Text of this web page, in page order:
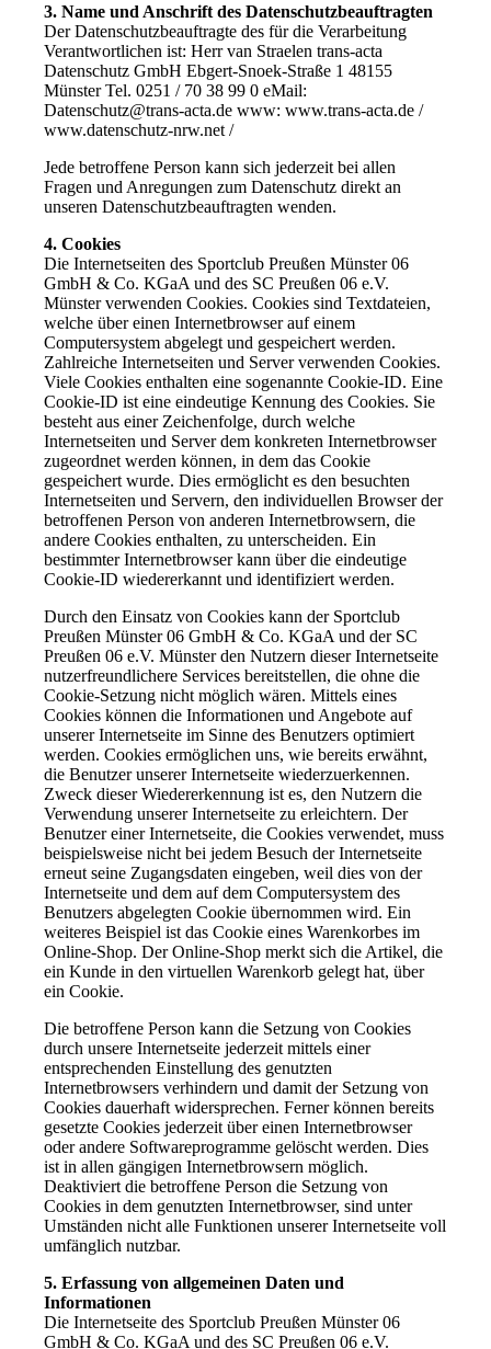
3. Name und Anschrift des Datenschutzbeauftragten
Der Datenschutzbeauftragte des für die Verarbeitung
Verantwortlichen ist: Herr van Straelen trans-acta
Datenschutz GmbH Ebgert-Snoek-Straße 1 48155
Münster Tel. 0251 / 70 38 99 0 eMail:
Datenschutz@trans-acta.de www: www.trans-acta.de /
www.datenschutz-nrw.net /
Jede betroffene Person kann sich jederzeit bei allen
Fragen und Anregungen zum Datenschutz direkt an
unseren Datenschutzbeauftragten wenden.
4. Cookies
Die Internetseiten des Sportclub Preußen Münster 06
GmbH & Co. KGaA und des SC Preußen 06 e.V.
Münster verwenden Cookies. Cookies sind Textdateien,
welche über einen Internetbrowser auf einem
Computersystem abgelegt und gespeichert werden.
Zahlreiche Internetseiten und Server verwenden Cookies.
Viele Cookies enthalten eine sogenannte Cookie-ID. Eine
Cookie-ID ist eine eindeutige Kennung des Cookies. Sie
besteht aus einer Zeichenfolge, durch welche
Internetseiten und Server dem konkreten Internetbrowser
zugeordnet werden können, in dem das Cookie
gespeichert wurde. Dies ermöglicht es den besuchten
Internetseiten und Servern, den individuellen Browser der
betroffenen Person von anderen Internetbrowsern, die
andere Cookies enthalten, zu unterscheiden. Ein
bestimmter Internetbrowser kann über die eindeutige
Cookie-ID wiedererkannt und identifiziert werden.
Durch den Einsatz von Cookies kann der Sportclub
Preußen Münster 06 GmbH & Co. KGaA und der SC
Preußen 06 e.V. Münster den Nutzern dieser Internetseite
nutzerfreundlichere Services bereitstellen, die ohne die
Cookie-Setzung nicht möglich wären. Mittels eines
Cookies können die Informationen und Angebote auf
unserer Internetseite im Sinne des Benutzers optimiert
werden. Cookies ermöglichen uns, wie bereits erwähnt,
die Benutzer unserer Internetseite wiederzuerkennen.
Zweck dieser Wiedererkennung ist es, den Nutzern die
Verwendung unserer Internetseite zu erleichtern. Der
Benutzer einer Internetseite, die Cookies verwendet, muss
beispielsweise nicht bei jedem Besuch der Internetseite
erneut seine Zugangsdaten eingeben, weil dies von der
Internetseite und dem auf dem Computersystem des
Benutzers abgelegten Cookie übernommen wird. Ein
weiteres Beispiel ist das Cookie eines Warenkorbes im
Online-Shop. Der Online-Shop merkt sich die Artikel, die
ein Kunde in den virtuellen Warenkorb gelegt hat, über
ein Cookie.
Die betroffene Person kann die Setzung von Cookies
durch unsere Internetseite jederzeit mittels einer
entsprechenden Einstellung des genutzten
Internetbrowsers verhindern und damit der Setzung von
Cookies dauerhaft widersprechen. Ferner können bereits
gesetzte Cookies jederzeit über einen Internetbrowser
oder andere Softwareprogramme gelöscht werden. Dies
ist in allen gängigen Internetbrowsern möglich.
Deaktiviert die betroffene Person die Setzung von
Cookies in dem genutzten Internetbrowser, sind unter
Umständen nicht alle Funktionen unserer Internetseite voll
umfänglich nutzbar.
5. Erfassung von allgemeinen Daten und
Informationen
Die Internetseite des Sportclub Preußen Münster 06
GmbH & Co. KGaA und des SC Preußen 06 e.V.